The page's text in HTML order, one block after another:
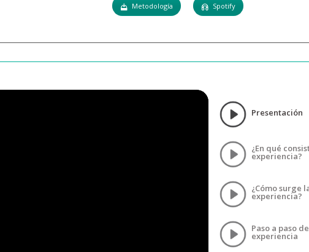
Metodología Spotify
Presentación
¿En qué
experiencia?
¿Cómo surge
experiencia?
Paso a paso
experiencia